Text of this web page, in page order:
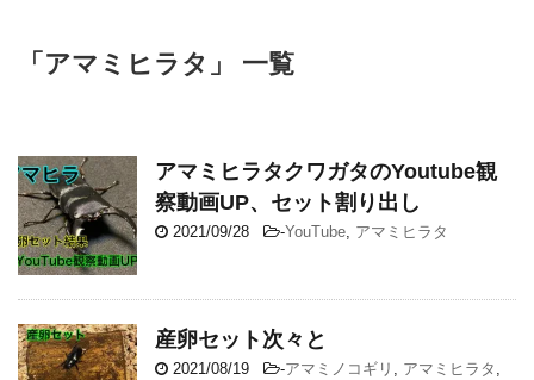
「アマミヒラタ」 一覧
アマミヒラタクワガタのYoutube観
察動画UP、セット割り出し
2021/09/28 -YouTube, アマミヒラタ
産卵セット次々と
2021/08/19 -アマミノコギリ , アマミヒラタ ,